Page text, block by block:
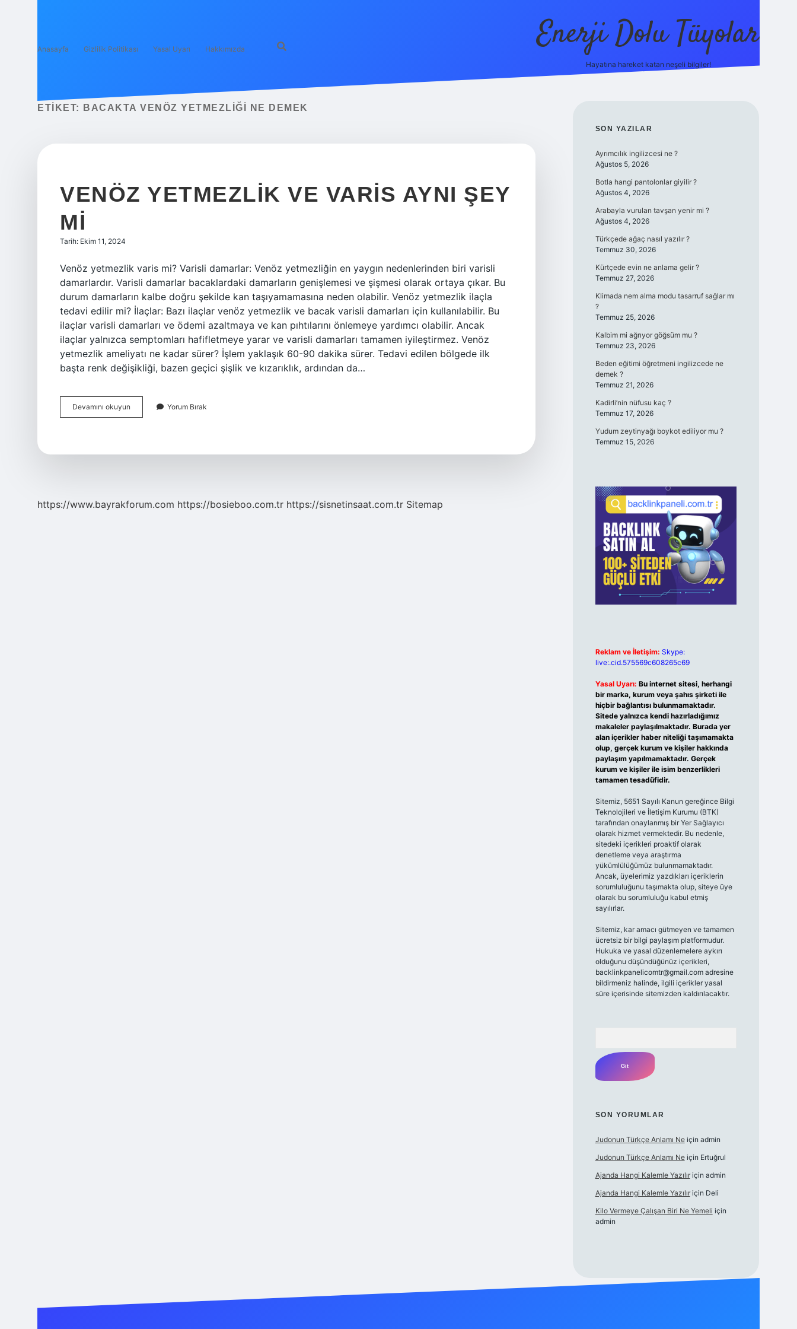
Anasayfa Gizlilik Politikası Yasal Uyarı Hakkımızda Enerji Dolu Tüyolar
Hayatına hareket katan neşeli bilgiler!
ETIKET: BACAKTA VENÖZ YETMEZLIĞI NE DEMEK
VENÖZ YETMEZLIK VE VARIS AYNI ŞEY
MI
Tarih: Ekim 11, 2024
Venöz yetmezlik varis mi? Varisli damarlar: Venöz yetmezliğin en yaygın nedenlerinden biri varisli
damarlardır. Varisli damarlar bacaklardaki damarların genişlemesi ve şişmesi olarak ortaya çıkar. Bu
durum damarların kalbe doğru şekilde kan taşıyamamasına neden olabilir. Venöz yetmezlik ilaçla
tedavi edilir mi? İlaçlar: Bazı ilaçlar venöz yetmezlik ve bacak varisli damarları için kullanılabilir. Bu
ilaçlar varisli damarları ve ödemi azaltmaya ve kan pıhtılarını önlemeye yardımcı olabilir. Ancak
ilaçlar yalnızca semptomları hafifletmeye yarar ve varisli damarları tamamen iyileştirmez. Venöz
yetmezlik ameliyatı ne kadar sürer? İşlem yaklaşık 60-90 dakika sürer. Tedavi edilen bölgede ilk
başta renk değişikliği, bazen geçici şişlik ve kızarıklık, ardından da…
Devamını okuyun
Yetmezlik
Yorum Bırak
https://www.bayrakforum.com https://bosieboo.com.tr https://sisnetinsaat.com.tr Sitemap
SIDEBAR
SON YAZILAR
Ayrımcılık ingilizcesi ne ?
Ağustos 5, 2026
Botla hangi pantolonlar giyilir ?
Ağustos 4, 2026
Arabayla vurulan tavşan yenir mi ?
Ağustos 4, 2026
Türkçede ağaç nasıl yazılır ?
Temmuz 30, 2026
Kürtçede evin ne anlama gelir ?
Temmuz 27, 2026
Klimada nem alma modu tasarruf sağlar mı
?
Temmuz 25, 2026
Kalbim mi ağrıyor göğsüm mu ?
Temmuz 23, 2026
Beden eğitimi öğretmeni ingilizcede ne
demek ?
Temmuz 21, 2026
Kadirli’nin nüfusu kaç ?
Temmuz 17, 2026
Yudum zeytinyağı boykot ediliyor mu ?
Temmuz 15, 2026
Reklam ve İletişim: Skype:
live:.cid.575569c608265c69
Yasal Uyarı: Bu internet sitesi, herhangi
bir marka, kurum veya şahıs şirketi ile
hiçbir bağlantısı bulunmamaktadır.
Sitede yalnızca kendi hazırladığımız
makaleler paylaşılmaktadır. Burada yer
alan içerikler haber niteliği taşımamakta
olup, gerçek kurum ve kişiler hakkında
paylaşım yapılmamaktadır. Gerçek
kurum ve kişiler ile isim benzerlikleri
tamamen tesadüfidir.
Sitemiz, 5651 Sayılı Kanun gereğince Bilgi
Teknolojileri ve İletişim Kurumu (BTK)
tarafından onaylanmış bir Yer Sağlayıcı
olarak hizmet vermektedir. Bu nedenle,
sitedeki içerikleri proaktif olarak
denetleme veya araştırma
yükümlülüğümüz bulunmamaktadır.
Ancak, üyelerimiz yazdıkları içeriklerin
sorumluluğunu taşımakta olup, siteye üye
olarak bu sorumluluğu kabul etmiş
sayılırlar.
Sitemiz, kar amacı gütmeyen ve tamamen
ücretsiz bir bilgi paylaşım platformudur.
Hukuka ve yasal düzenlemelere aykırı
olduğunu düşündüğünüz içerikleri,
backlinkpanelicomtr@gmail.comadresine
bildirmeniz halinde, ilgili içerikler yasal
süre içerisinde sitemizden kaldırılacaktır.
SON YORUMLAR
Judonun Türkçe Anlamı Neiçin admin
Judonun Türkçe Anlamı Neiçin Ertuğrul
Ajanda Hangi Kalemle Yazılıriçin admin
Ajanda Hangi Kalemle Yazılıriçin Deli
Kilo Vermeye Çalışan Biri Ne Yemeli için
admin